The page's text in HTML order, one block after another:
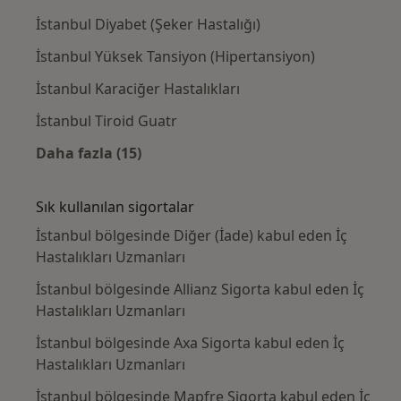
İstanbul Diyabet (Şeker Hastalığı)
İstanbul Yüksek Tansiyon (Hipertansiyon)
İstanbul Karaciğer Hastalıkları
İstanbul Tiroid Guatr
Daha fazla (15)
Sık kullanılan sigortalar
İstanbul bölgesinde Diğer (İade) kabul eden İç
Hastalıkları Uzmanları
İstanbul bölgesinde Allianz Sigorta kabul eden İç
Hastalıkları Uzmanları
İstanbul bölgesinde Axa Sigorta kabul eden İç
Hastalıkları Uzmanları
İstanbul bölgesinde Mapfre Sigorta kabul eden İç